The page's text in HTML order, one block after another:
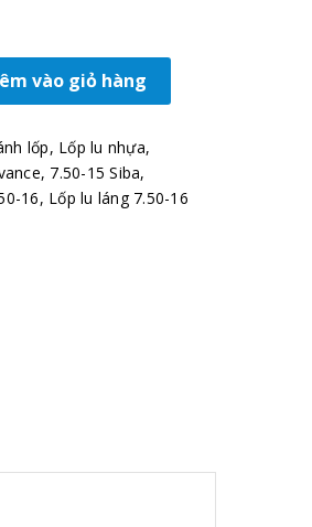
vào giỏ hàng
lốp, Lốp lu nhựa,
, 7.50-15 Siba,
16, Lốp lu láng 7.50-16